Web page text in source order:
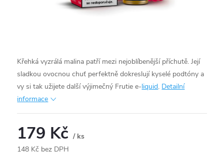
Křehká vyzrálá malina patří mezi nejoblíbenější příchutě. Její
sladkou ovocnou chuť perfektně dokreslují kyselé podtóny a
vy si tak užijete další výjimečný Frutie e-liquid. Detailní
informace
179 Kč/ ks
148 Kč bez DPH